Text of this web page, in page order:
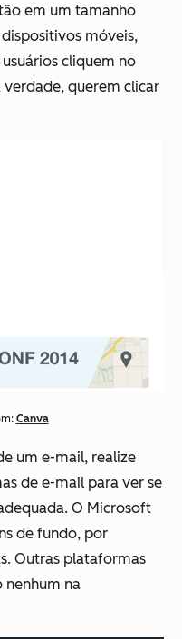
em um tamanho
móveis,
cliquem no
querem clicar
Canva
um e-mail, realize
de e-mail para ver se
O Microsoft
de fundo, por
Outras plataformas
nenhum na